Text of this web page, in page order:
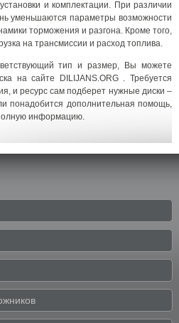
и комплектации. При различии
уменьшаются параметры возможности
торможения и разгона. Кроме того,
на трансмиссии и расход топлива.
тип и размер, Вы можете
на сайте DILIJANS.ORG . Требуется
и ресурс сам подберет нужные диски –
понадобится дополнительная помощь,
информацию.